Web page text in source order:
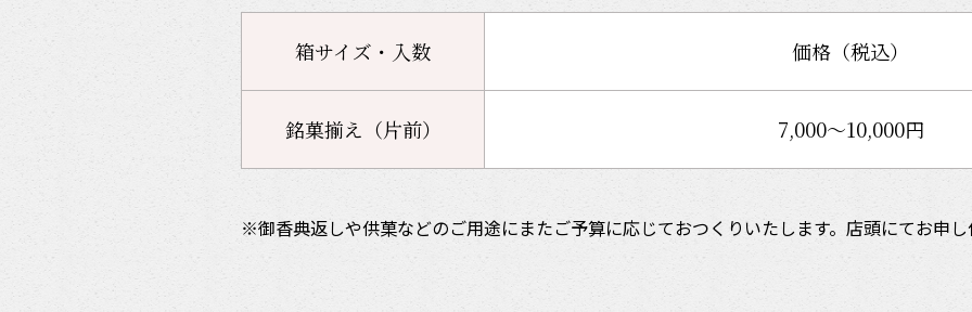
箱サイズ・入数 価格（税込）
銘菓揃え（片前） 7,000～10,000円
御香典返しや供菓などのご用途にまたご予算に応じておつくりいたします。店頭にてお申